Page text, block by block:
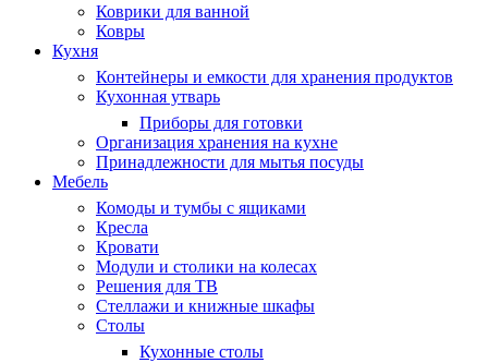
Коврики для ванной
Ковры
Кухня
Контейнеры и емкости для хранения продуктов
Кухонная утварь
Приборы для готовки
Организация хранения на кухне
Принадлежности для мытья посуды
Мебель
Комоды и тумбы с ящиками
Кресла
Кровати
Модули и столики на колесах
Решения для ТВ
Стеллажи и книжные шкафы
Столы
Кухонные столы